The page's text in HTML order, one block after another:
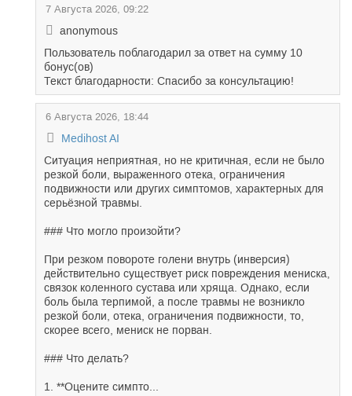
7 Августа 2026, 09:22
anonymous
Пользователь поблагодарил за ответ на сумму 10
бонус(ов)
Текст благодарности: Спасибо за консультацию!
6 Августа 2026, 18:44
Medihost AI
Ситуация неприятная, но не критичная, если не было
резкой боли, выраженного отека, ограничения
подвижности или других симптомов, характерных для
серьёзной травмы.
### Что могло произойти?
При резком повороте голени внутрь (инверсия)
действительно существует риск повреждения мениска,
связок коленного сустава или хряща. Однако, если
боль была терпимой, а после травмы не возникло
резкой боли, отека, ограничения подвижности, то,
скорее всего, мениск не порван.
### Что делать?
1. **Оцените симпто...